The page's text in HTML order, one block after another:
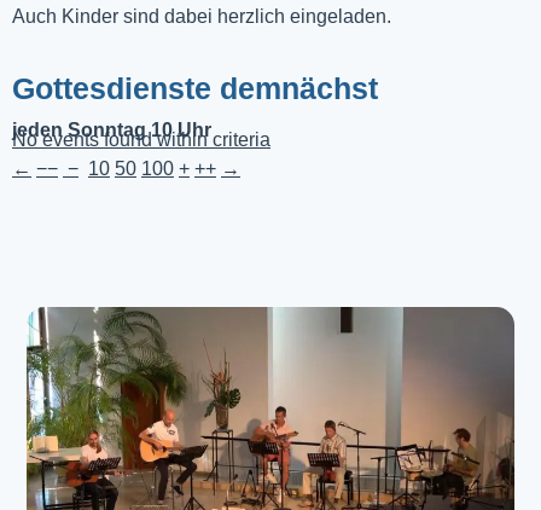
Auch Kinder sind dabei herzlich eingeladen.
Gottesdienste demnächst
jeden Sonntag 10 Uhr
No events found within criteria
← −− − 10 50 100 + ++ →